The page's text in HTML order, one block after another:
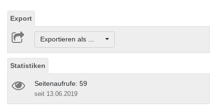
Export
Exportieren als ...
Statistiken
Seitenaufrufe: 59
seit 13.06.2019